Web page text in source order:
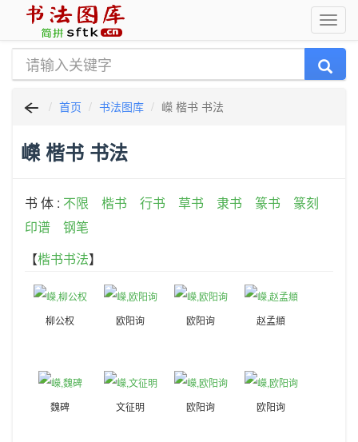
首页 书法图库 嶸 楷书 书法
嶸 楷书 书法
书 体 : 不限 楷书 行书 草书 隶书 篆书
篆刻
印谱
钢笔
【楷书书法】
柳公权 欧阳询 欧阳询 赵孟頫
魏碑 文征明 欧阳询 欧阳询